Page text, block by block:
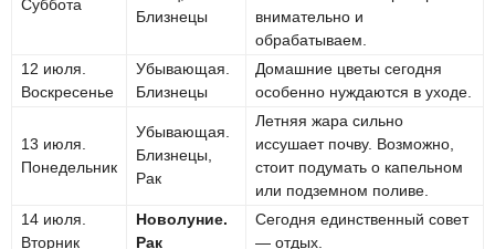
Суббота
Близнецы
внимательно и
обрабатываем.
12 июля.
Воскресенье
Убывающая.
Близнецы
Домашние цветы сегодня
особенно нуждаются в уходе.
13 июля.
Понедельник
Убывающая.
Близнецы,
Рак
Летняя жара сильно
иссушает почву. Возможно,
стоит подумать о капельном
или подземном поливе.
14 июля.
Вторник
Новолуние.
Рак
Сегодня единственный совет
— отдых.